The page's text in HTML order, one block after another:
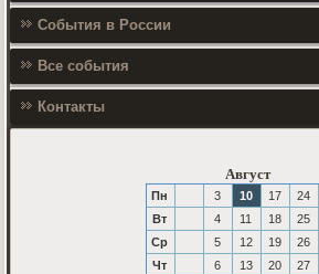
События в России
Все события
Контакты
Август
Пн 3 10 17 24
Вт
4 11 18
25
Ср
5 12 19
26
Чт
6 13 20
27